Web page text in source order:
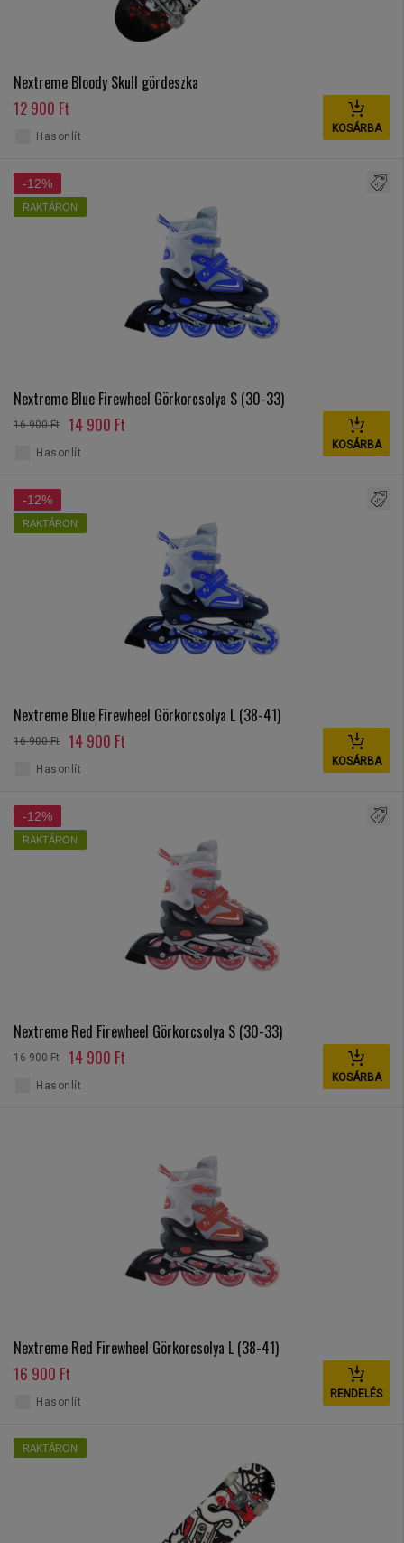
Nextreme Bloody Skull gördeszka
12 900 Ft
KOSÁRBA
Hasonlít
-12%
RAKTÁRON
Nextreme Blue Firewheel Görkorcsolya S (30-33)
16 900 Ft 14 900 Ft
KOSÁRBA
Hasonlít
-12%
RAKTÁRON
Nextreme Blue Firewheel Görkorcsolya L (38-41)
16 900 Ft 14 900 Ft
KOSÁRBA
Hasonlít
-12%
RAKTÁRON
Nextreme Red Firewheel Görkorcsolya S (30-33)
16 900 Ft 14 900 Ft
KOSÁRBA
Hasonlít
Nextreme Red Firewheel Görkorcsolya L (38-41)
16 900 Ft
RENDELÉS
Hasonlít
RAKTÁRON